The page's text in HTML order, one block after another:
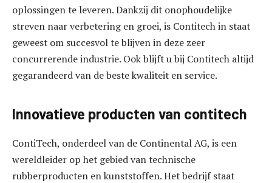
oplossingen te leveren. Dankzij dit onophoudelijke
streven naar verbetering en groei, is Contitech in staat
geweest om succesvol te blijven in deze zeer
concurrerende industrie. Ook blijft u bij Contitech altijd
gegarandeerd van de beste kwaliteit en service.
Innovatieve producten van contitech
ContiTech, onderdeel van de Continental AG, is een
wereldleider op het gebied van technische
rubberproducten en kunststoffen. Het bedrijf staat